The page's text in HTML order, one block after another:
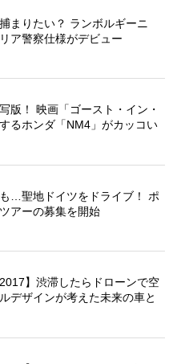
まりたい？ ランボルギーニ
ア警察仕様がデビュー
版！ 映画「ゴースト・イン・
るホンダ「NM4」がカッコい
…聖地ドイツをドライブ！ ポ
アーの募集を開始
】渋滞したらドローンで空
デザインが考えた未来の車と